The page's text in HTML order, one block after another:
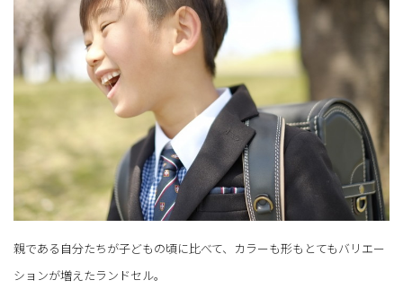
親である自分たちが子どもの頃に比べて、カラーも形もとてもバリエー
ションが増えたランドセル。